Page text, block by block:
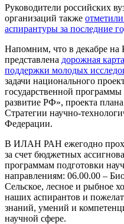
Руководители российских
организаций также
аспирантуры за последние
Напомним, что в декабре на
представлена дорожная
поддержки молодых
задачи национального
государственной
развитие РФ», проекта
Стратегии научно-
Федерации.
В ИЛАН РАН ежегодно
за счет бюджетных
программам подготовки
направлениям: 06.00.00 –
Сельское, лесное и рыбное
наших аспирантов и
знаний, умений и
научной сфере.